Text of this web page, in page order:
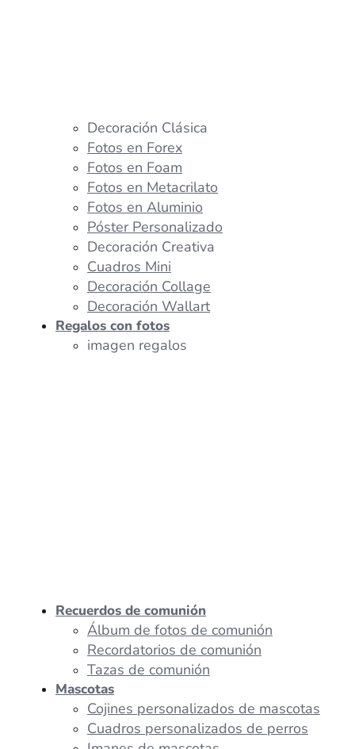
Decoración Clásica
Fotos en Forex
Fotos en Foam
Fotos en Metacrilato
Fotos en Aluminio
Póster Personalizado
Decoración Creativa
Cuadros Mini
Decoración Collage
Decoración Wallart
Regalos con fotos
imagen regalos
Recuerdos de comunión
Álbum de fotos de comunión
Recordatorios de comunión
Tazas de comunión
Mascotas
Cojines personalizados de mascotas
Cuadros personalizados de perros